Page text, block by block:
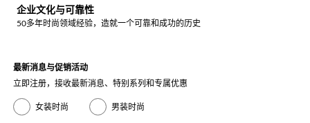
企业文化与可靠性
50多年时尚领域经验，造就一个可靠和成功的历史
最新消息与促销活动
立即注册，接收最新消息、特别系列和专属优惠
女装时尚 男装时尚